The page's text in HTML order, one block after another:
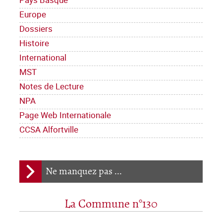
Europe
Dossiers
Histoire
International
MST
Notes de Lecture
NPA
Page Web Internationale
CCSA Alfortville
Ne manquez pas ...
La Commune n°130